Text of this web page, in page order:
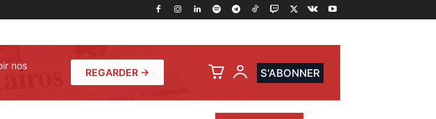
nos
REGARDER → S'ABONNER